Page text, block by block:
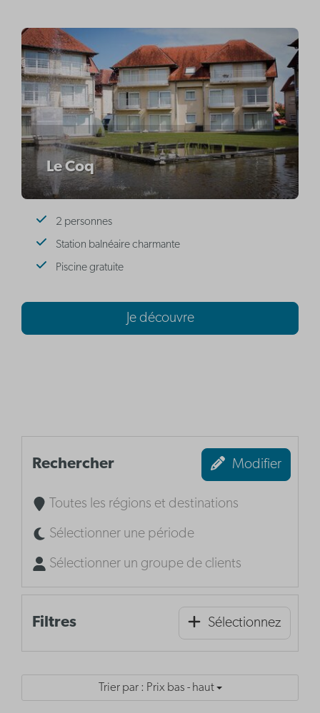
Le Coq
2 personnes
Station balnéaire charmante
Piscine gratuite
Je découvre
Rechercher Modifier
Toutes les régions et destinations
Sélectionner une période
Sélectionner un groupe de clients
Filtres Sélectionnez
Trier par : Prix bas - haut